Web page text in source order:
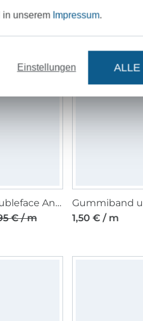
mm, weiß
2,25 € / m
Gurtband Doubleface Animal Print, beige
€ / m
1,50 € / m
in unserem Impressum.
Einstellungen ALLE